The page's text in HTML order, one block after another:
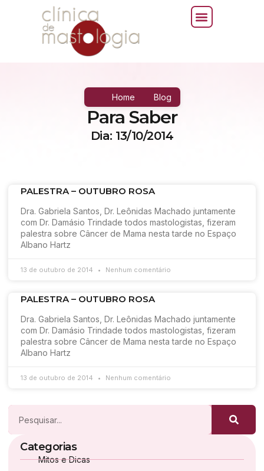
Home Blog
Para Saber
Dia: 13/10/2014
PALESTRA – OUTUBRO ROSA
Dra. Gabriela Santos, Dr. Leônidas Machado juntamente
com Dr. Damásio Trindade todos mastologistas, fizeram
palestra sobre Câncer de Mama nesta tarde no Espaço
Albano Hartz
13 de outubro de 2014 Nenhum comentário
PALESTRA – OUTUBRO ROSA
Dra. Gabriela Santos, Dr. Leônidas Machado juntamente
com Dr. Damásio Trindade todos mastologistas, fizeram
palestra sobre Câncer de Mama nesta tarde no Espaço
Albano Hartz
13 de outubro de 2014 Nenhum comentário
Categorias
Mitos e Dicas